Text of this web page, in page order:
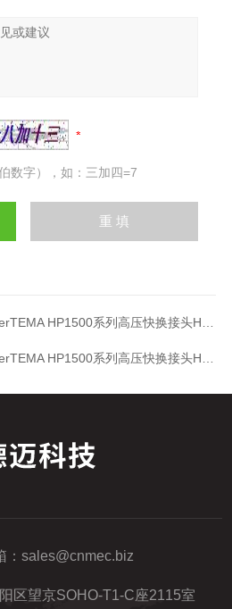
数字），如：三加四=7
HP1500系列高压快换接头HP15104132
HP1500系列高压快换接头HP15104131
sales@cnmec.biz
区望京SOHO-T1-C座2115室